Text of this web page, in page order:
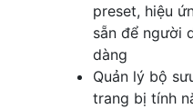
preset, hiệu
sẵn để người
dàng
Quản lý bộ
trang bị tính